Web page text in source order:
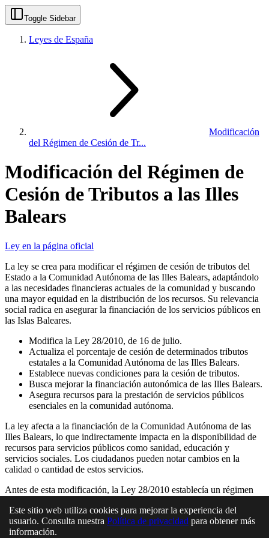
Toggle Sidebar
Leyes de España
Modificación
del Régimen de Cesión de Tr...
Modificación del Régimen de
Cesión de Tributos a las Illes
Balears
Ley en la página oficial
La ley se crea para modificar el régimen de cesión de tributos del
Estado a la Comunidad Autónoma de las Illes Balears, adaptándolo
a las necesidades financieras actuales de la comunidad y buscando
una mayor equidad en la distribución de los recursos. Su relevancia
social radica en asegurar la financiación de los servicios públicos en
las Islas Baleares.
Modifica la Ley 28/2010, de 16 de julio.
Actualiza el porcentaje de cesión de determinados tributos
estatales a la Comunidad Autónoma de las Illes Balears.
Establece nuevas condiciones para la cesión de tributos.
Busca mejorar la financiación autonómica de las Illes Balears.
Asegura recursos para la prestación de servicios públicos
esenciales en la comunidad autónoma.
La ley afecta a la financiación de la Comunidad Autónoma de las
Illes Balears, lo que indirectamente impacta en la disponibilidad de
recursos para servicios públicos como sanidad, educación y
servicios sociales. Los ciudadanos pueden notar cambios en la
calidad o cantidad de estos servicios.
Antes de esta modificación, la Ley 28/2010 establecía un régimen
ajustado a las necesidades financieras actuales de las Illes Balears.
Esta ley busca corregir esas deficiencias.
Este sitio web utiliza cookies para mejorar la experiencia del
usuario. Consulta nuestra Política de privacidad para obtener más
información.